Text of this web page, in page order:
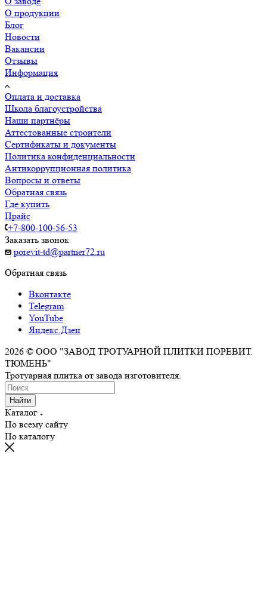
О продукции
Блог
Новости
Вакансии
Отзывы
Информация
Оплата и доставка
Школа благоустройства
Наши партнёры
Аттестованные строители
Сертификаты и документы
Политика конфиденциальности
Антикоррупционная политика
Вопросы и ответы
Обратная связь
Где купить
Прайс
+7-800-100-56-53
Заказать звонок
porevit-td@partner72.ru
Обратная связь
Вконтакте
Telegram
YouTube
Яндекс.Дзен
2026 © ООО "ЗАВОД ТРОТУАРНОЙ ПЛИТКИ ПОРЕВИТ.
ТЮМЕНЬ"
Тротуарная плитка от завода изготовителя.
Найти
Каталог
По всему сайту
По каталогу